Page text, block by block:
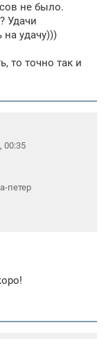
не было.
Удачи
удачу)))
то точно так и
00:35
петер